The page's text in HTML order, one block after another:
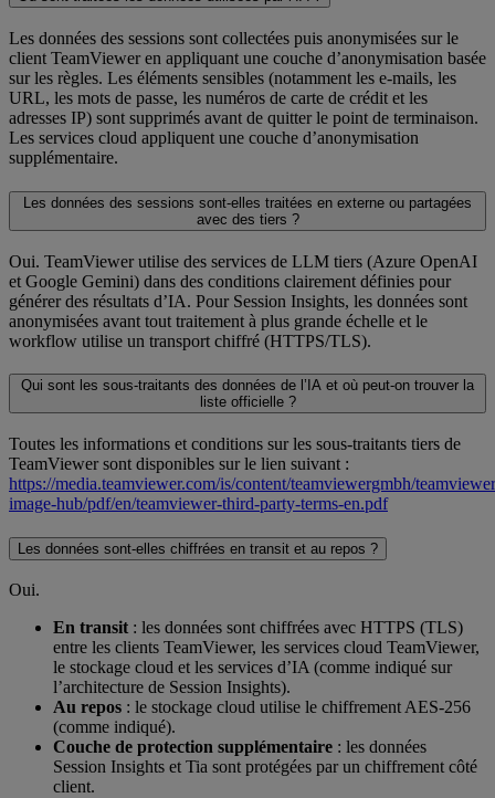
Les données des sessions sont collectées puis anonymisées sur le
client TeamViewer en appliquant une couche d’anonymisation basée
sur les règles. Les éléments sensibles (notamment les e-mails, les
URL, les mots de passe, les numéros de carte de crédit et les
adresses IP) sont supprimés avant de quitter le point de terminaison.
Les services cloud appliquent une couche d’anonymisation
supplémentaire.
Les données des sessions sont-elles traitées en externe ou partagées
avec des tiers ?
Oui. TeamViewer utilise des services de LLM tiers (Azure OpenAI
et Google Gemini) dans des conditions clairement définies pour
générer des résultats d’IA. Pour Session Insights, les données sont
anonymisées avant tout traitement à plus grande échelle et le
workflow utilise un transport chiffré (HTTPS/TLS).
Qui sont les sous-traitants des données de l’IA et où peut-on trouver la
liste officielle ?
Toutes les informations et conditions sur les sous-traitants tiers de
TeamViewer sont disponibles sur le lien suivant :
https://media.teamviewer.com/is/content/teamviewergmbh/
image-hub/pdf/en/teamviewer-third-party-terms-en.pdf
Les données sont-elles chiffrées en transit et au repos ?
Oui.
En transit : les données sont chiffrées avec HTTPS (TLS)
entre les clients TeamViewer, les services cloud TeamViewer,
le stockage cloud et les services d’IA (comme indiqué sur
l’architecture de Session Insights).
Au repos : le stockage cloud utilise le chiffrement AES‑256
(comme indiqué).
Couche de protection supplémentaire : les données
Session Insights et Tia sont protégées par un chiffrement côté
client.